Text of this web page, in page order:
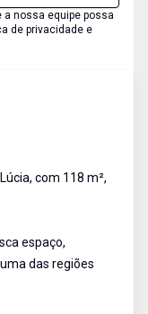
nossa equipe possa
de privacidade e
com 118 m²,
espaço,
das regiões